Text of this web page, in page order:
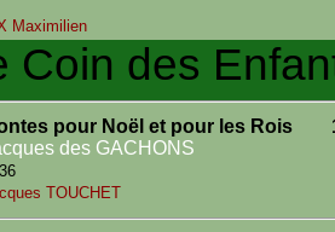
Maximilien
Coin des
pour Noël et pour les Rois
des GACHONS
TOUCHET